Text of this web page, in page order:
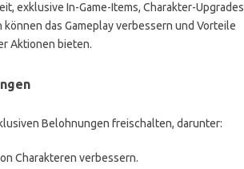
exklusive In-Game-Items, Charakter-Upgrades
das Gameplay verbessern und Vorteile
Aktionen bieten.
Belohnungen freischalten, darunter:
Charakteren verbessern.